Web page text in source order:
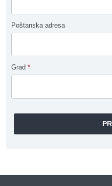
Poštanska adresa
Grad *